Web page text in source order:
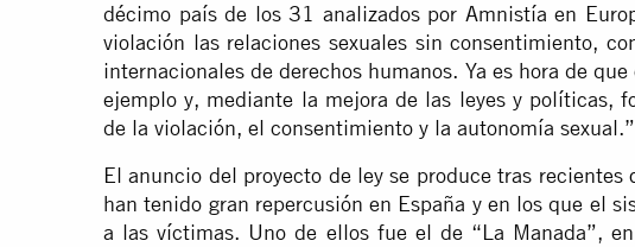
décimo país de los 31 analizados por Amnistía en
violación las relaciones sexuales sin consentimiento,
internacionales de derechos humanos. Ya es hora de
ejemplo y, mediante la mejora de las leyes y políticas,
de la violación, el consentimiento y la autonomía sexual.”
El anuncio del proyecto de ley se produce tras recientes
han tenido gran repercusión en España y en los que el
a las víctimas. Uno de ellos fue el de “La Manada”,